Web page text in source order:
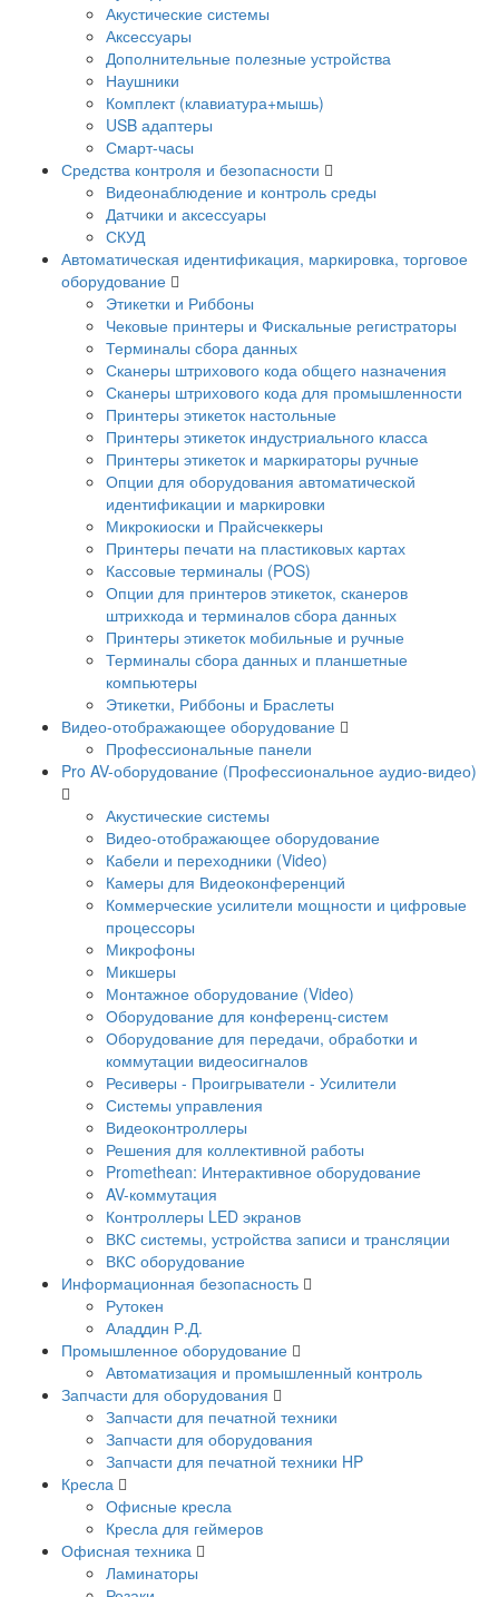
Акустические системы
Аксессуары
Дополнительные полезные устройства
Наушники
Комплект (клавиатура+мышь)
USB адаптеры
Смарт-часы
Средства контроля и безопасности
Видеонаблюдение и контроль среды
Датчики и аксессуары
СКУД
Автоматическая идентификация, маркировка, торговое
оборудование
Этикетки и Риббоны
Чековые принтеры и Фискальные регистраторы
Терминалы сбора данных
Сканеры штрихового кода общего назначения
Сканеры штрихового кода для промышленности
Принтеры этикеток настольные
Принтеры этикеток индустриального класса
Принтеры этикеток и маркираторы ручные
Опции для оборудования автоматической
идентификации и маркировки
Микрокиоски и Прайсчеккеры
Принтеры печати на пластиковых картах
Кассовые терминалы (POS)
Опции для принтеров этикеток, сканеров
штрихкода и терминалов сбора данных
Принтеры этикеток мобильные и ручные
Терминалы сбора данных и планшетные
компьютеры
Этикетки, Риббоны и Браслеты
Видео-отображающее оборудование
Профессиональные панели
Pro AV-оборудование (Профессиональное аудио-видео)
Акустические системы
Видео-отображающее оборудование
Кабели и переходники (Video)
Камеры для Видеоконференций
Коммерческие усилители мощности и цифровые
процессоры
Микрофоны
Микшеры
Монтажное оборудование (Video)
Оборудование для конференц-систем
Оборудование для передачи, обработки и
коммутации видеосигналов
Ресиверы - Проигрыватели - Усилители
Системы управления
Видеоконтроллеры
Решения для коллективной работы
Promethean: Интерактивное оборудование
AV-коммутация
Контроллеры LED экранов
ВКС системы, устройства записи и трансляции
ВКС оборудование
Информационная безопасность
Рутокен
Аладдин Р.Д.
Промышленное оборудование
Автоматизация и промышленный контроль
Запчасти для оборудования
Запчасти для печатной техники
Запчасти для оборудования
Запчасти для печатной техники HP
Кресла
Офисные кресла
Кресла для геймеров
Офисная техника
Ламинаторы